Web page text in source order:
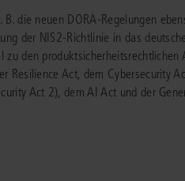
Steuerrecht
Strafrecht
Unternehmensjuristen
die neuen DORA-Regelungen
der NIS2-Richtlinie in das
zu den
Resilience Act, dem Cybersecurity
Act 2), dem AI Act und der